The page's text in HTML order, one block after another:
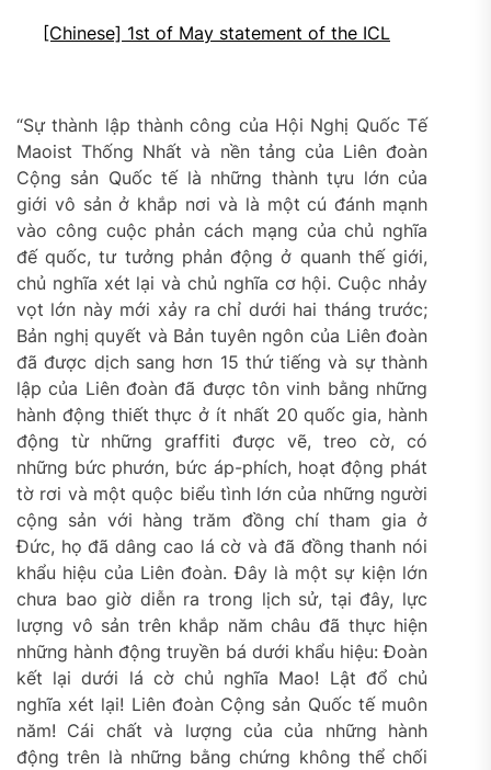
[Chinese] 1st of May statement of the ICL
“Sự thành lập thành công của Hội Nghị Quốc Tế
Maoist Thống Nhất và nền tảng của Liên đoàn
Cộng sản Quốc tế là những thành tựu lớn của
giới vô sản ở khắp nơi và là một cú đánh mạnh
vào công cuộc phản cách mạng của chủ nghĩa
đế quốc, tư tưởng phản động ở quanh thế giới,
chủ nghĩa xét lại và chủ nghĩa cơ hội. Cuộc nhảy
vọt lớn này mới xảy ra chỉ dưới hai tháng trước;
Bản nghị quyết và Bản tuyên ngôn của Liên đoàn
đã được dịch sang hơn 15 thứ tiếng và sự thành
lập của Liên đoàn đã được tôn vinh bằng những
hành động thiết thực ở ít nhất 20 quốc gia, hành
động từ những graffiti được vẽ, treo cờ, có
những bức phướn, bức áp-phích, hoạt động phát
tờ rơi và một quộc biểu tình lớn của những người
cộng sản với hàng trăm đồng chí tham gia ở
Đức, họ đã dâng cao lá cờ và đã đồng thanh nói
khẩu hiệu của Liên đoàn. Đây là một sự kiện lớn
chưa bao giờ diễn ra trong lịch sử, tại đây, lực
lượng vô sản trên khắp năm châu đã thực hiện
những hành động truyền bá dưới khẩu hiệu: Đoàn
kết lại dưới lá cờ chủ nghĩa Mao! Lật đổ chủ
nghĩa xét lại! Liên đoàn Cộng sản Quốc tế muôn
năm! Cái chất và lượng của của những hành
động trên là những bằng chứng không thể chối